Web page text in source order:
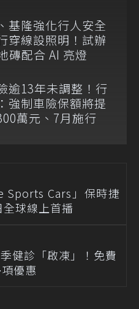
基隆強化行人安全
穿線設照明！試辦
磚配合 AI 亮燈
逾13年未調整！行
強制車險保額將提
萬元、7月施行
Sports Cars」保時捷
球線上首播
健診「啟凍」！免費
優惠